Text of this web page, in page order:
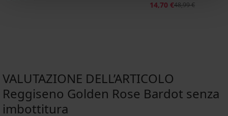
14,70 €48,99 €
VALUTAZIONE DELL’ARTICOLO
Reggiseno Golden Rose Bardot senza
imbottitura